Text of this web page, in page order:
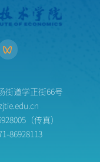
街道学正街66号
（传真）
86928113